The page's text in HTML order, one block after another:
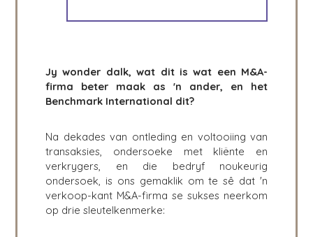
Jy wonder dalk, wat dit is wat een M&A-
firma beter maak as 'n ander, en het
Benchmark International dit?
Na dekades van ontleding en voltooiing van
transaksies, ondersoeke met kliënte en
verkrygers, en die bedryf noukeurig
ondersoek, is ons gemaklik om te sê dat 'n
verkoop-kant M&A-firma se sukses neerkom
op drie sleutelkenmerke: